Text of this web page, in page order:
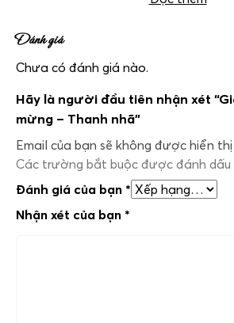
Đánh giá
Chưa có đánh giá nào.
Hãy là người đầu tiên nhận xét
mừng – Thanh nhã”
Email của bạn sẽ không được hiển
Các trường bắt buộc được đánh dấu
Đánh giá của bạn *
Nhận xét của bạn *